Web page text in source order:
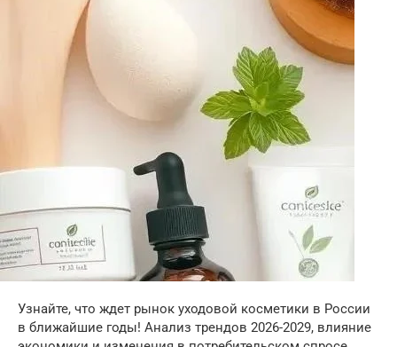
Узнайте, что ждет рынок уходовой косметики в России
в ближайшие годы! Анализ трендов 2026-2029, влияние